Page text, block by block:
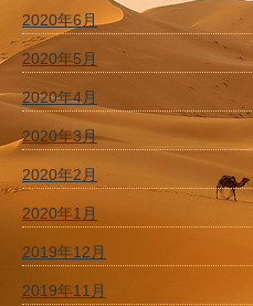
2020年6月
2020年5月
2020年4月
2020年3月
2020年2月
2020年1月
2019年12月
2019年11月